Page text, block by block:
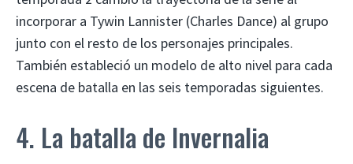
incorporar a Tywin Lannister (Charles Dance) al grupo
junto con el resto de los personajes principales.
También estableció un modelo de alto nivel para cada
escena de batalla en las seis temporadas siguientes.
4. La batalla de Invernalia